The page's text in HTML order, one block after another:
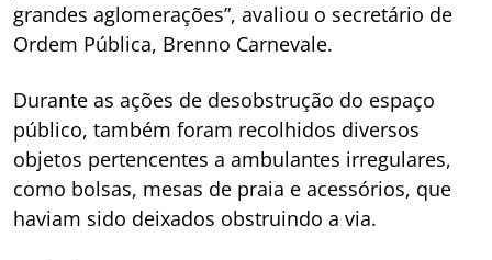
grandes aglomerações”, avaliou o secretário de
Ordem Pública, Brenno Carnevale.
Durante as ações de desobstrução do espaço
público, também foram recolhidos diversos
objetos pertencentes a ambulantes irregulares,
como bolsas, mesas de praia e acessórios, que
haviam sido deixados obstruindo a via.